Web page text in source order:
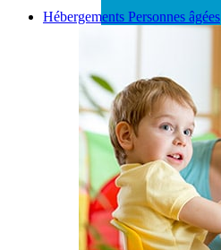
Permalink
Hébergements Personnes âgées